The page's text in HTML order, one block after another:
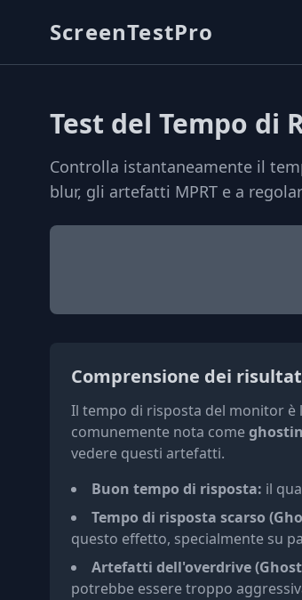
ScreenTestPro
Test del Tempo di
Controlla istantaneamente il
blur, gli artefatti MPRT e a
Comprensione dei
Il tempo di risposta del monitor è
comunemente nota come
vedere questi artefatti.
Buon tempo di risposta: il
Tempo di risposta scarso
questo effetto, specialmente su
Artefatti dell'overdrive
potrebbe essere troppo